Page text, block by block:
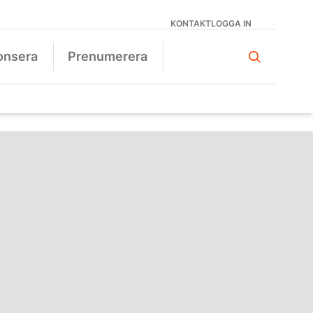
KONTAKTLOGGA IN
Prenumerera